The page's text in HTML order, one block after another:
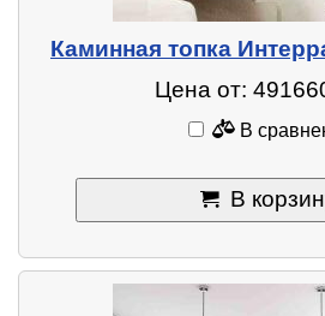
Каминная топка
Цена от:
В
В